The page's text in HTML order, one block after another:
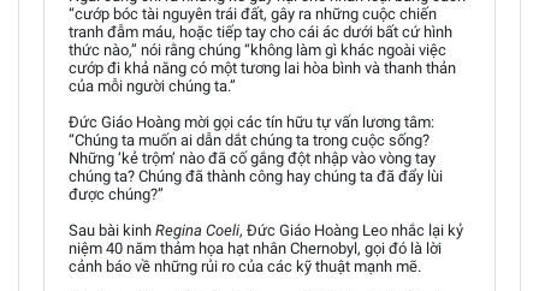
“cướp bóc tài nguyên trái đất, gây ra những cuộc chiến
tranh đẫm máu, hoặc tiếp tay cho cái ác dưới bất cứ hình
thức nào,” nói rằng chúng “không làm gì khác ngoài việc
cướp đi khả năng có một tương lai hòa bình và thanh thản
của mỗi người chúng ta.”
Đức Giáo Hoàng mời gọi các tín hữu tự vấn lương tâm:
“Chúng ta muốn ai dẫn dắt chúng ta trong cuộc sống?
Những ‘kẻ trộm’ nào đã cố gắng đột nhập vào vòng tay
chúng ta? Chúng đã thành công hay chúng ta đã đẩy lùi
được chúng?”
Sau bài kinh Regina Coeli, Đức Giáo Hoàng Leo nhắc lại kỷ
niệm 40 năm thảm họa hạt nhân Chernobyl, gọi đó là lời
cảnh báo về những rủi ro của các kỹ thuật mạnh mẽ.